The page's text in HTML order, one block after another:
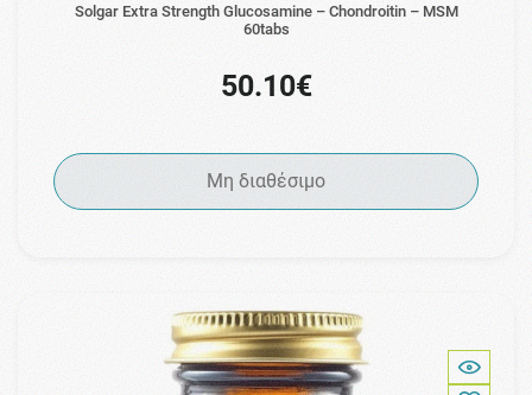
Solgar Extra Strength Glucosamine – Chondroitin – MSM
60tabs
50.10€
Μη διαθέσιμο